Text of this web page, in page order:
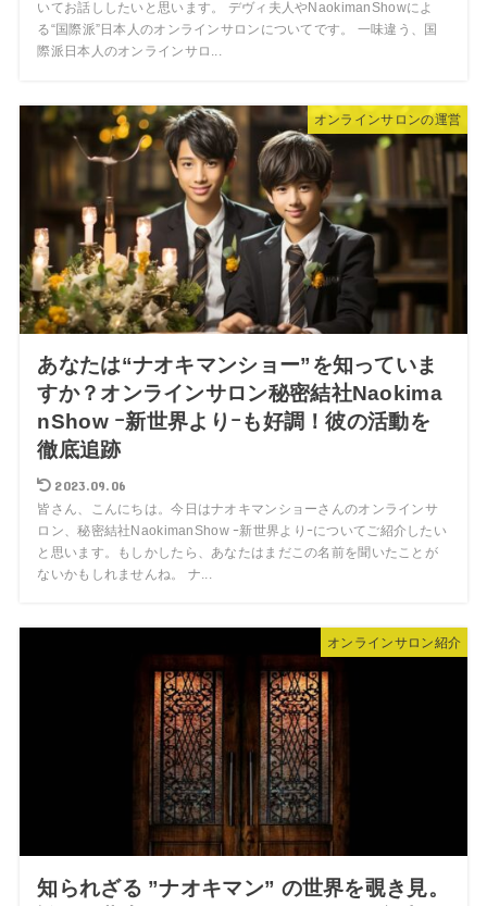
いてお話ししたいと思います。 デヴィ夫人やNaokimanShowによ
る“国際派”日本人のオンラインサロンについてです。 一味違う、国
際派日本人のオンラインサロ...
オンラインサロンの運営
あなたは“ナオキマンショー”を知っていま
すか？オンラインサロン秘密結社Naokima
nShow ｰ新世界よりｰも好調！彼の活動を
徹底追跡
2023.09.06
皆さん、こんにちは。今日はナオキマンショーさんのオンラインサ
ロン、秘密結社NaokimanShow ｰ新世界よりｰについてご紹介したい
と思います。もしかしたら、あなたはまだこの名前を聞いたことが
ないかもしれませんね。 ナ...
オンラインサロン紹介
知られざる ”ナオキマン” の世界を覗き見。